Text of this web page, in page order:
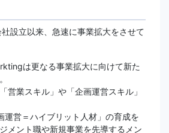
設立以来、急速に事業拡大をさせて
は更なる事業拡大に向けて新た
営業スキル」や「企画運営スキル」
運営＝ハイブリット人材」の育成を
メント職や新規事業を先導するメン